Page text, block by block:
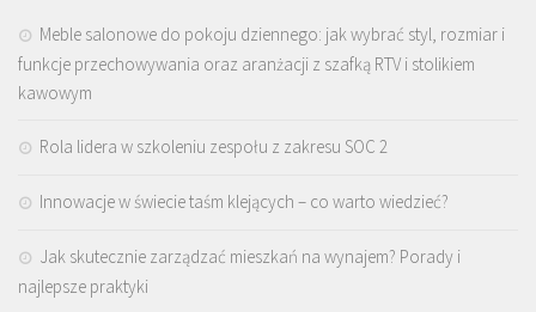
Meble salonowe do pokoju dziennego: jak wybrać styl, rozmiar i
funkcje przechowywania oraz aranżacji z szafką RTV i stolikiem
kawowym
Rola lidera w szkoleniu zespołu z zakresu SOC 2
Innowacje w świecie taśm klejących – co warto wiedzieć?
Jak skutecznie zarządzać mieszkań na wynajem? Porady i
najlepsze praktyki